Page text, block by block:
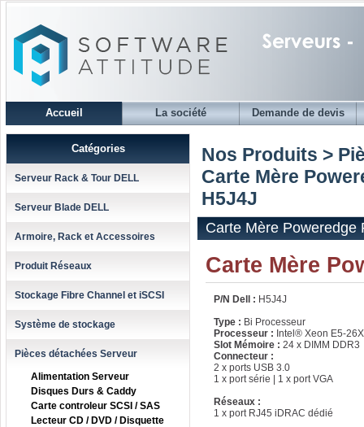
Accueil La société Demande de devis
Catégories
Serveur Rack & Tour DELL
Serveur Blade DELL
Armoire, Rack et Accessoires
Produit Réseaux
Stockage Fibre Channel et iSCSI
Système de stockage
Pièces détachées Serveur
Alimentation Serveur
Disques Durs & Caddy
Carte controleur SCSI / SAS
Lecteur CD / DVD / Disquette
Nos Produits >
Carte Mère
H5J4J
Carte Mère Poweredge
Carte Mère
P/N Dell : H5J4J
Type : Bi Processeur
Processeur : Intel® Xeon E5-
Slot Mémoire : 24 x DIMM DDR3
Connecteur :
2 x ports USB 3.0
1 x port série | 1 x port VGA
Réseaux :
1 x port RJ45 iDRAC dédié